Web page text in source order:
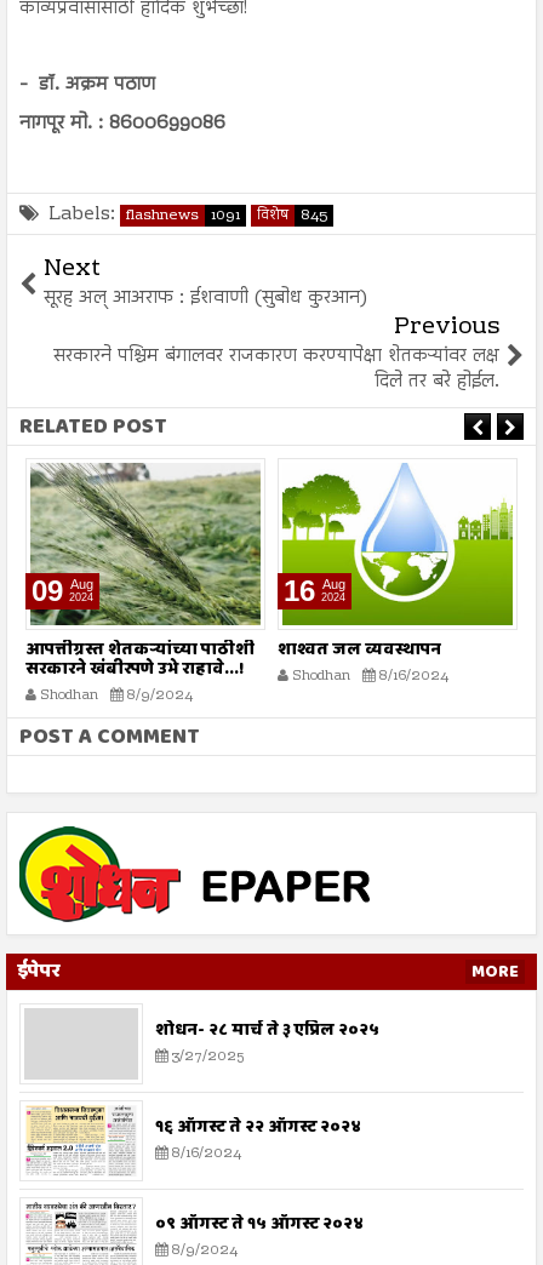
काव्यप्रवासासाठी हार्दिक शुभेच्छा!
- डॉ. अक्रम पठाण
नागपूर मो. : 8600699086
Labels: flashnews 1091 विशेष 845
Next
सूरह अल् आअराफ : ईशवाणी (सुबोध कुरआन)
Previous
सरकारने पश्चिम बंगालवर राजकारण करण्यापेक्षा शेतकऱ्यांवर लक्ष
दिले तर बरे होईल.
RELATED POST
09 Aug
2024
आपत्तीग्रस्त शेतकऱ्यांच्या पाठीशी
सरकारने खंबीरपणे उभे राहावे...!
Shodhan 8/9/2024
16 Aug
2024
शाश्वत जल व्यवस्थापन
Shodhan 8/16/2024
POST A COMMENT
ईपेपर MORE
शोधन- २८ मार्च ते ३ एप्रिल २०२५
3/27/2025
१६ ऑगस्ट ते २२ ऑगस्ट २०२४
8/16/2024
०९ ऑगस्ट ते १५ ऑगस्ट २०२४
8/9/2024